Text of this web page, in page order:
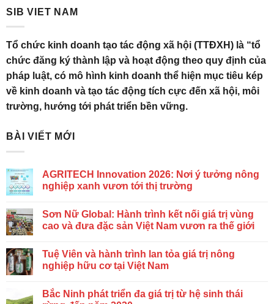
SIB VIET NAM
Tổ chức kinh doanh tạo tác động xã hội (TTĐXH) là “tổ
chức đăng ký thành lập và hoạt động theo quy định của
pháp luật, có mô hình kinh doanh thể hiện mục tiêu kép
về kinh doanh và tạo tác động tích cực đến xã hội, môi
trường, hướng tới phát triển bền vững.
BÀI VIẾT MỚI
AGRITECH Innovation 2026: Nơi ý tưởng nông
nghiệp xanh vươn tới thị trường
Sơn Nữ Global: Hành trình kết nối giá trị vùng
cao và đưa đặc sản Việt Nam vươn ra thế giới
Tuệ Viên và hành trình lan tỏa giá trị nông
nghiệp hữu cơ tại Việt Nam
Bắc Ninh phát triển đa giá trị từ hệ sinh thái